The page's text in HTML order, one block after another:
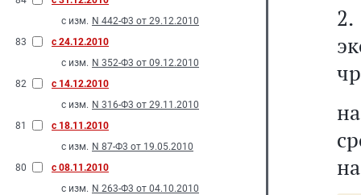
с изм. N 442-Ф3 от 29.12.2010
83
с 24.12.2010
с изм. N 352-Ф3 от 09.12.2010
82
с 14.12.2010
с изм. N 316-Ф3 от 29.11.2010
81
с 18.11.2010
с изм. N 87-Ф3 от 19.05.2010
80
с 08.11.2010
с изм. N 263-Ф3 от 04.10.2010